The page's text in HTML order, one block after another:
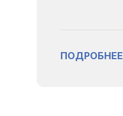
ПОДРОБНЕЕ